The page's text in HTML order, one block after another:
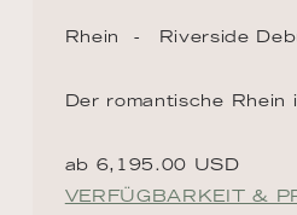
Rhein Riverside
Der romantische Rhein
ab 6,195.00 USD
VERFÜGBARKEIT &